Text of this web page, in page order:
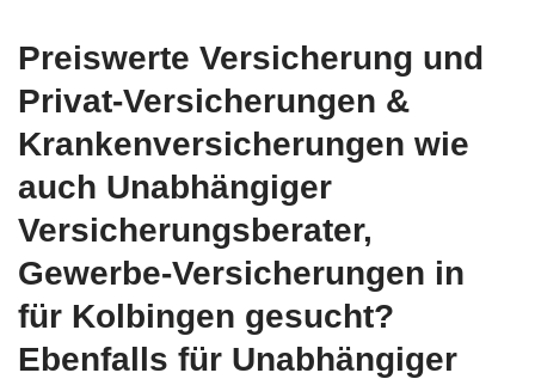
Preiswerte Versicherung und
Privat-Versicherungen &
Krankenversicherungen wie
auch Unabhängiger
Versicherungsberater,
Gewerbe-Versicherungen in
für Kolbingen gesucht?
Ebenfalls für Unabhängiger